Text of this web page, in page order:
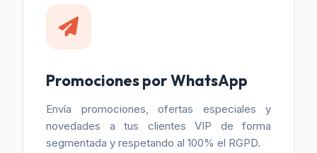
Promociones por WhatsApp
Envía promociones, ofertas especiales y
novedades a tus clientes VIP de forma
segmentada y respetando al 100% el RGPD.